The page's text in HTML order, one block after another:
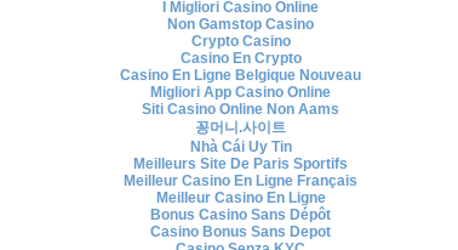
I Migliori Casino Online
Non Gamstop Casino
Crypto Casino
Casino En Crypto
Casino En Ligne Belgique Nouveau
Migliori App Casino Online
Siti Casino Online Non Aams
꽁머니.사이트
Nhà Cái Uy Tin
Meilleurs Site De Paris Sportifs
Meilleur Casino En Ligne Français
Meilleur Casino En Ligne
Bonus Casino Sans Dépôt
Casino Bonus Sans Depot